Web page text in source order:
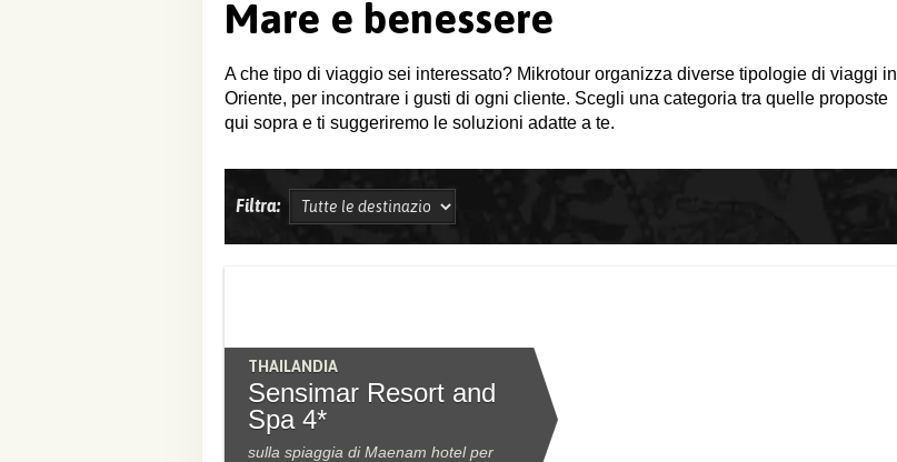
Mare e benessere
A che tipo di viaggio sei interessato? Mikrotour organizza diverse tipologie di viaggi in
Oriente, per incontrare i gusti di ogni cliente. Scegli una categoria tra quelle proposte
qui sopra e ti suggeriremo le soluzioni adatte a te.
Filtra:
THAILANDIA
Sensimar Resort and
Spa 4*
sulla spiaggia di Maenam hotel per